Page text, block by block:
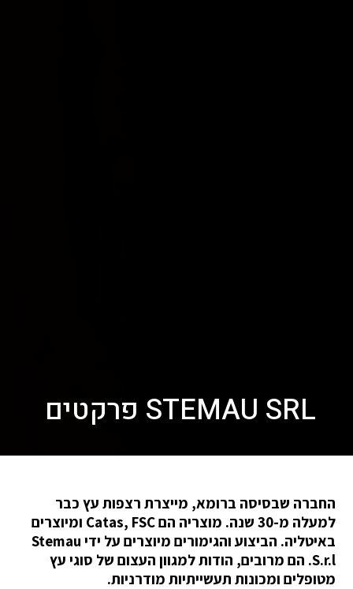
STEMAU SRL פרקטים
החברה שבסיסה ברומא, מייצרת רצפות עץ כבר
למעלה מ-30 שנה. מוצריה הם Catas, FSC ומיוצרים
באיטליה. הביצוע והגימורים מיוצרים על ידי Stemau
S.r.l. הם מרובים, הודות למגוון העצום של סוגי עץ
מטופלים ומכונות תעשייתיות מודרניות.